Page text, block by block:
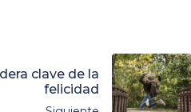
clave de la
felicidad